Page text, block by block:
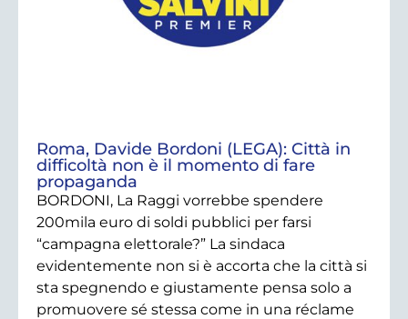
Roma, Davide Bordoni (LEGA): Città in
difficoltà non è il momento di fare
propaganda
BORDONI, La Raggi vorrebbe spendere
200mila euro di soldi pubblici per farsi
“campagna elettorale?” La sindaca
evidentemente non si è accorta che la città si
sta spegnendo e giustamente pensa solo a
promuovere sé stessa come in una réclame